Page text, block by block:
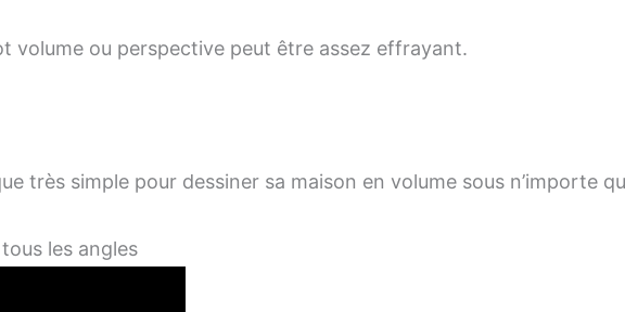
volume ou perspective peut être assez effrayant.
très simple pour dessiner sa maison en volume sous n’importe
les angles